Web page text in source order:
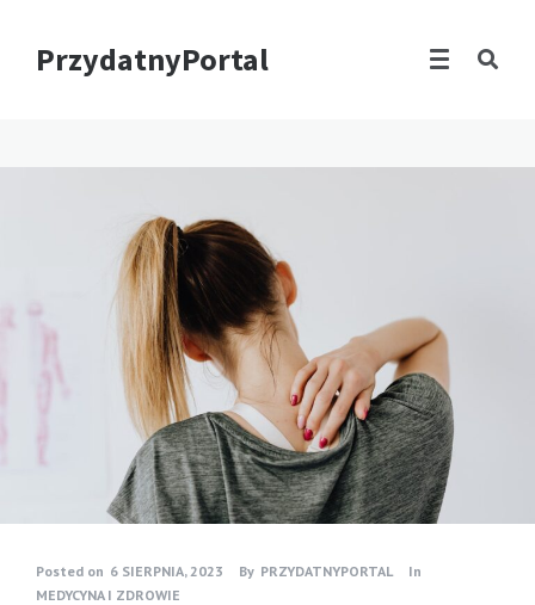
PrzydatnyPortal
Posted on 6 SIERPNIA, 2023 By PRZYDATNYPORTAL
In
MEDYCYNA I ZDROWIE